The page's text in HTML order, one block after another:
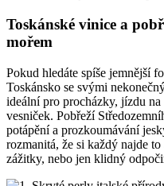
Toskánské vinice a
mořem
Pokud hledáte spíše jemnější
Toskánsko se svými
ideální pro procházky, jízdu
vesniček. Pobřeží
potápění a prozkoumávání
rozmanitá, že si každý najde
zážitky, nebo jen klidný